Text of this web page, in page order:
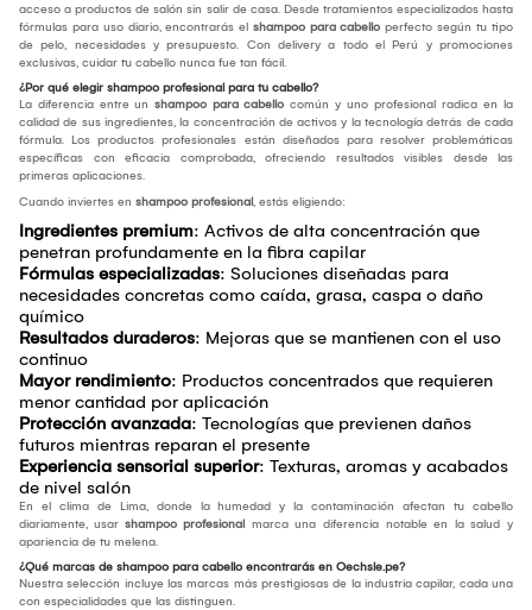
acceso a productos de salón sin salir de casa. Desde tratamientos especializados hasta
fórmulas para uso diario, encontrarás el shampoo para cabello perfecto según tu tipo
de pelo, necesidades y presupuesto. Con delivery a todo el Perú y promociones
exclusivas, cuidar tu cabello nunca fue tan fácil.
¿Por qué elegir shampoo profesional para tu cabello?
La diferencia entre un shampoo para cabello común y uno profesional radica en la
calidad de sus ingredientes, la concentración de activos y la tecnología detrás de cada
fórmula. Los productos profesionales están diseñados para resolver problemáticas
específicas con eficacia comprobada, ofreciendo resultados visibles desde las
primeras aplicaciones.
Cuando inviertes en shampoo profesional, estás eligiendo:
Ingredientes premium: Activos de alta concentración que
penetran profundamente en la fibra capilar
Fórmulas especializadas: Soluciones diseñadas para
necesidades concretas como caída, grasa, caspa o daño
químico
Resultados duraderos: Mejoras que se mantienen con el uso
continuo
Mayor rendimiento: Productos concentrados que requieren
menor cantidad por aplicación
Protección avanzada: Tecnologías que previenen daños
futuros mientras reparan el presente
Experiencia sensorial superior: Texturas, aromas y acabados
de nivel salón
En el clima de Lima, donde la humedad y la contaminación afectan tu cabello
diariamente, usar shampoo profesional marca una diferencia notable en la salud y
apariencia de tu melena.
¿Qué marcas de shampoo para cabello encontrarás en Oechsle.pe?
Nuestra selección incluye las marcas más prestigiosas de la industria capilar, cada una
con especialidades que las distinguen.